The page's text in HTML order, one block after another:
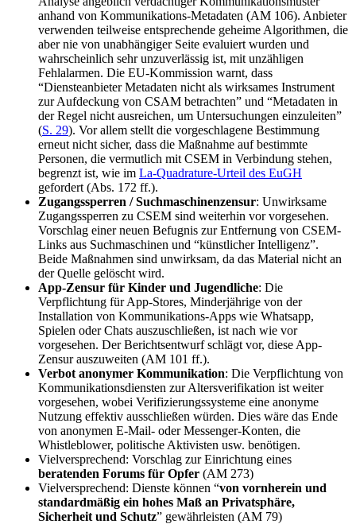
anhand von Kommunikations-Metadaten (AM 106). Anbieter
verwenden teilweise entsprechende geheime Algorithmen, die
aber nie von unabhängiger Seite evaluiert wurden und
wahrscheinlich sehr unzuverlässig ist, mit unzähligen
Fehlalarmen. Die EU-Kommission warnt, dass
“Diensteanbieter Metadaten nicht als wirksames Instrument
zur Aufdeckung von CSAM betrachten” und “Metadaten in
der Regel nicht ausreichen, um Untersuchungen einzuleiten”
(S. 29). Vor allem stellt die vorgeschlagene Bestimmung
erneut nicht sicher, dass die Maßnahme auf bestimmte
Personen, die vermutlich mit CSEM in Verbindung stehen,
begrenzt ist, wie im La-Quadrature-Urteil des EuGH
gefordert (Abs. 172 ff.).
Zugangssperren / Suchmaschinenzensur: Unwirksame
Zugangssperren zu CSEM sind weiterhin vor vorgesehen.
Vorschlag einer neuen Befugnis zur Entfernung von CSEM-
Links aus Suchmaschinen und “künstlicher Intelligenz”.
Beide Maßnahmen sind unwirksam, da das Material nicht an
der Quelle gelöscht wird.
App-Zensur für Kinder und Jugendliche: Die
Verpflichtung für App-Stores, Minderjährige von der
Installation von Kommunikations-Apps wie Whatsapp,
Spielen oder Chats auszuschließen, ist nach wie vor
vorgesehen. Der Berichtsentwurf schlägt vor, diese App-
Zensur auszuweiten (AM 101 ff.).
Verbot anonymer Kommunikation: Die Verpflichtung von
Kommunikationsdiensten zur Altersverifikation ist weiter
vorgesehen, wobei Verifizierungssysteme eine anonyme
Nutzung effektiv ausschließen würden. Dies wäre das Ende
von anonymen E-Mail- oder Messenger-Konten, die
Whistleblower, politische Aktivisten usw. benötigen.
Vielversprechend: Vorschlag zur Einrichtung eines
beratenden Forums für Opfer (AM 273)
Vielversprechend: Dienste können “von vornherein und
standardmäßig ein hohes Maß an Privatsphäre,
Sicherheit und Schutz” gewährleisten (AM 79)